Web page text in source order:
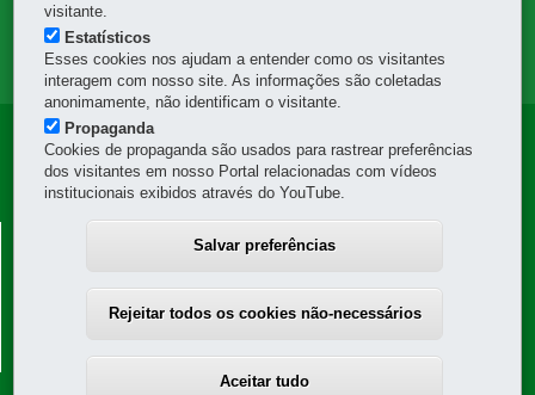
MAPA DO SITE
Navegação
Principal
DER
DEPARTAMENTO DE ESTRADAS DE RODAGEM -
DER
41 3304-8000
protocolo@der.pr.gov.br
visitante.
Estatísticos
Esses cookies nos ajudam a entender como os visitantes
interagem com nosso site. As informações são coletadas
anonimamente, não identificam o visitante.
Propaganda
Cookies de propaganda são usados para rastrear preferências
dos visitantes em nosso Portal relacionadas com vídeos
institucionais exibidos através do YouTube.
Salvar preferências
Rejeitar todos os cookies não-necessários
Aceitar tudo